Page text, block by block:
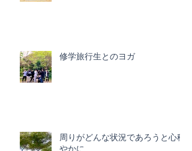
修学旅行生とのヨガ
周りがどんな状況であろうと心穏
やかに